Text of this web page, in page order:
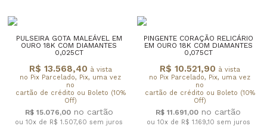
PULSEIRA GOTA MALEÁVEL EM
OURO 18K COM DIAMANTES
0,025CT
R$ 13.568,40 à vista
no Pix Parcelado, Pix, uma vez
no
cartão de crédito ou Boleto (10%
Off)
R$ 15.076,00
ou 10x de R$ 1.507,60 sem juros
PINGENTE CORAÇÃO RELICÁRIO
EM OURO 18K COM DIAMANTES
0,075CT
R$ 10.521,90 à vista
no Pix Parcelado, Pix, uma vez
no
cartão de crédito ou Boleto (10%
Off)
R$ 11.691,00
ou 10x de R$ 1.169,10 sem juros